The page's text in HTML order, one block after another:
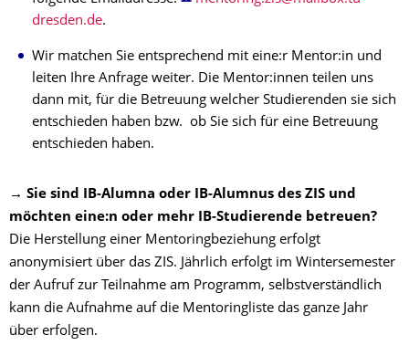
.
Wir matchen Sie entsprechend mit eine:r Mentor:in und
leiten Ihre Anfrage weiter. Die Mentor:innen teilen uns
dann mit, für die Betreuung welcher Studierenden sie sich
entschieden haben bzw. ob Sie sich für eine Betreuung
entschieden haben.
→ Sie sind IB-Alumna oder IB-Alumnus des ZIS und
möchten eine:n oder mehr IB-Studierende betreuen?
Die Herstellung einer Mentoringbeziehung erfolgt
anonymisiert über das ZIS. Jährlich erfolgt im Wintersemester
der Aufruf zur Teilnahme am Programm, selbstverständlich
kann die Aufnahme auf die Mentoringliste das ganze Jahr
über erfolgen.